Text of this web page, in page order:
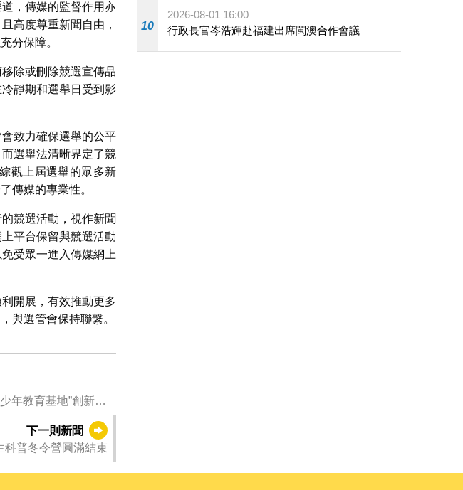
，傳媒的監督作用亦
高度尊重新聞自由，
分保障。
除或刪除競選宣傳品
靜期和選舉日受到影
致力確保選舉的公平
選舉法清晰界定了競
觀上屆選舉的眾多新
傳媒的專業性。
競選活動，視作新聞
平台保留與競選活動
受眾一進入傳媒網上
開展，有效推動更多
與選管會保持聯繫。
年教育基地”創新案
下一則新聞
科普冬令營圓滿結束
10
2026-08-01 16:00
行政長官岑浩輝赴福建出席閩澳合作會議